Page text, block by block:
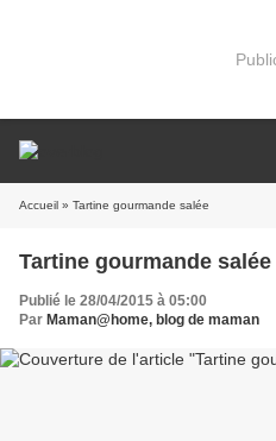
Accueil » Tartine gourmande salée
Tartine gourmande salée
Publié le 28/04/2015 à 05:00
Par Maman@home, blog de maman